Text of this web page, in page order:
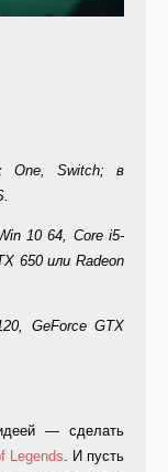
One, Switch; в
10 64, Core i5-
650 или Radeon
GeForce GTX
— сделать
Legends. И пусть